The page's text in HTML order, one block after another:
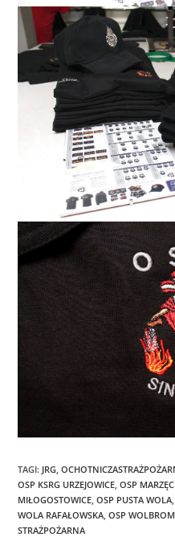
TAGI: JRG
OSP KSRG URZEJOWICE OSP
MIŁOGOSTOWICE OSP PUSTA WOLA
WOLA RAFAŁOWSKA OSP WOLBROM
STRAŻPOŻARNA